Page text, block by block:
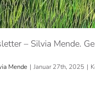
– Silvia Mende.
Mende | Januar 27th, 2025 |